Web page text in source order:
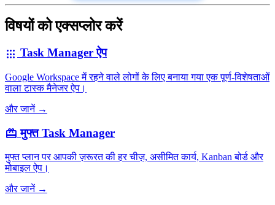
विषयों को एक्सप्लोर करें
apps Task Manager ऐप
Google Workspace में रहने वाले लोगों के लिए बनाया गया एक पूर्ण-विशेषताओं
वाला टास्क मैनेजर ऐप।
और जानें →
card_giftcard मुफ्त Task Manager
मुफ्त प्लान पर आपकी ज़रूरत की हर चीज़, असीमित कार्य, Kanban बोर्ड और
मोबाइल ऐप।
और जानें →